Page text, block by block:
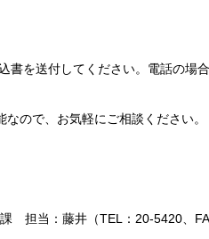
書を送付してください。電話の場
ので、お気軽にご相談ください。
：藤井（TEL：20-5420、FAX